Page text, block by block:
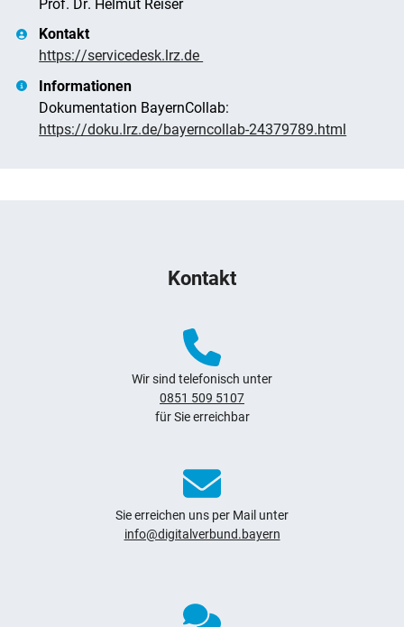
Prof. Dr. Helmut Reiser
Kontakt
https://servicedesk.lrz.de
Informationen
Dokumentation BayernCollab:
https://doku.lrz.de/bayerncollab-24379789.html
Kontakt
Wir sind telefonisch unter
0851 509 5107
für Sie erreichbar
Sie erreichen uns per Mail unter
info@digitalverbund.bayern